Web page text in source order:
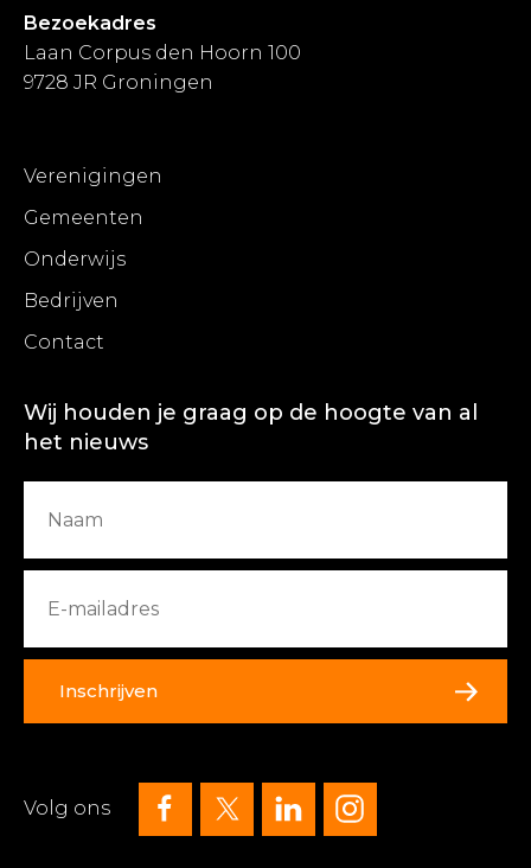
Bezoekadres
Laan Corpus den Hoorn 100
9728 JR Groningen
Verenigingen
Gemeenten
Onderwijs
Bedrijven
Contact
Wij houden je graag op de hoogte van al
het nieuws
Inschrijven
Volg ons